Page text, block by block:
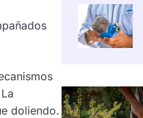
doliendo.